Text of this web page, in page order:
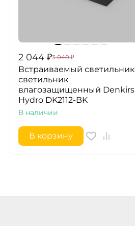
2 044 ₽3 040 ₽
Встраиваемый светильник
светильник
влагозащищенный Denkirs
Hydro DK2112-BK
В наличии
В корзину